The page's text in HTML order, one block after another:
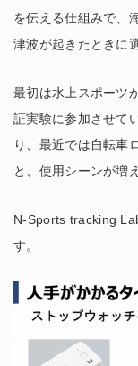
を伝える仕組みで、
津波が起きたときに
最初は水上スポーツ
証実験に参加させて
り、最近では自転車
と、使用シーンが増
N-Sports tracking
す。